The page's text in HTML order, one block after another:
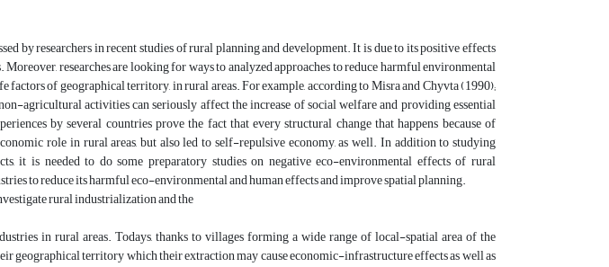
by researchers in recent studies of ruralplanning and development. It is due to its positive effects
researches are looking for ways to analyzed approaches to reduce harmful environmental
factors of geographical territory, in rural areas. For example, according to Misra and Chyvta (1990);
agricultural activities can seriously affect the increase of social welfare and providing essential
by several countries prove the fact that every structural change that happens because of
role in rural areas, but also led to self-repulsive economy, as well. In addition to studying
it is needed to do some preparatory studies on negative eco-environmental effects of rural
to reduce its harmful eco-environmental and human effects and improve spatial planning.
rural industrialization and the
in rural areas. Todays, thanks to villages forming a wide range of local-spatial area of the
geographical territory which their extraction may cause economic-infrastructure effects as well as